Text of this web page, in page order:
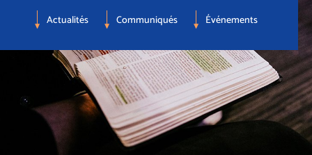
Actualités Communiqués Événements